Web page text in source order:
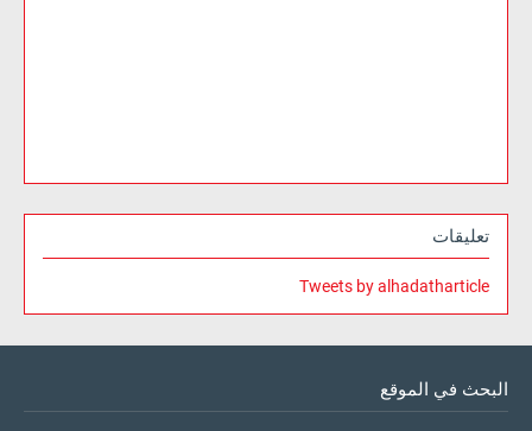
تعليقات
Tweets by alhadatharticle
البحث في الموقع